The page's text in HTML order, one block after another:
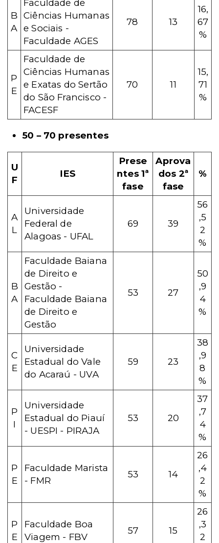
B
A
Faculdade de
Ciências Humanas
e Sociais -
Faculdade AGES
78 13
16,
67
%
P
E
Faculdade de
Ciências Humanas
e Exatas do Sertão
do São Francisco -
FACESF
70 11
15,
71
%
50 – 70 presentes
U
F
IES
Prese
ntes 1ª
fase
Aprova
dos 2ª
fase
%
A
L
Universidade
Federal de
Alagoas - UFAL
69 39
56
,5
2
%
B
A
Faculdade Baiana
de Direito e
Gestão -
Faculdade Baiana
de Direito e
Gestão
53 27
50
,9
4
%
C
E
Universidade
Estadual do Vale
do Acaraú - UVA
59 23
38
,9
8
%
P
I
Universidade
Estadual do Piauí
- UESPI - PIRAJA
53 20
37
,7
4
%
P
E
Faculdade Marista
- FMR
53 14
26
,4
2
%
P
E
Faculdade Boa
Viagem - FBV
57 15
26
,3
2